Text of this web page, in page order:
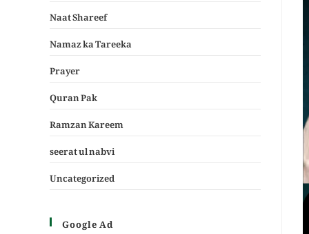
Naat Shareef
Namaz ka Tareeka
Prayer
Quran Pak
Ramzan Kareem
seerat ul nabvi
Uncategorized
Google Ad